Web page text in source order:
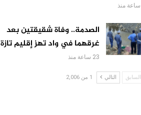
الصدمة.. وفاة شقيقتين بعد
غرقهما في واد تهز إقليم تازة
23 ساعة منذ
السابق التالي 1 من 2,006